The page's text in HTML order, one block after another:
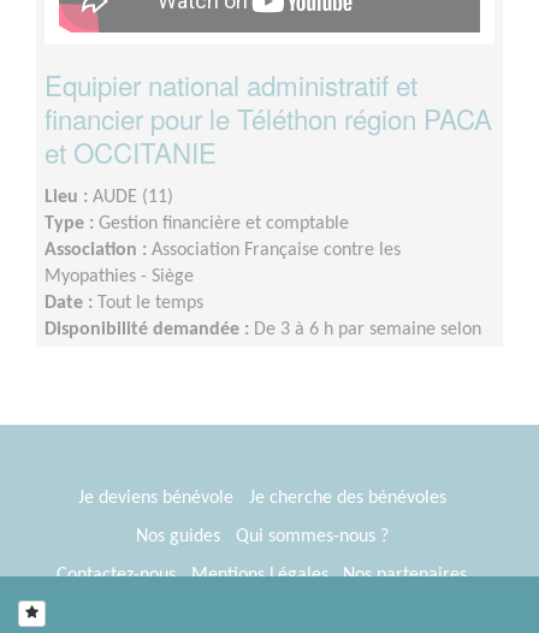
Equipier national administratif et
financier pour le Téléthon région PACA
et OCCITANIE
Lieu : AUDE (11)
Type : Gestion financière et comptable
Association : Association Française contre les
Myopathies - Siège
Date :
Tout le temps
Disponibilité demandée : De 3 à 6 h par semaine selon
Je deviens bénévole
Je cherche des bénévoles
Nos guides
Qui sommes-nous ?
Contactez-nous
Mentions Légales
Nos partenaires